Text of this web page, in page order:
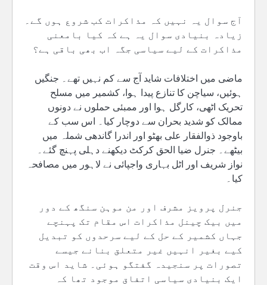
آج سوال یہ نہیں کہ مذاکرات کب شروع ہوں گے۔
زیادہ بنیادی سوال یہ ہے کہ کیا بامعنی
مذاکرات کے لیے سیاسی جگہ اب بھی باقی ہے؟
ماضی میں اختلافات شاید آج سے کم نہیں تھے۔ جنگیں
ہوئیں، سیاچن کا تنازع پیدا ہوا، کشمیر میں مسلح
تحریک اٹھی، کارگل ہوا اور ممبئی حملوں نے دونوں
ممالک کو شدید بحران سے دوچار کیا۔ اس سب کے
باوجود ذوالفقار علی بھٹو اور اندرا گاندھی شملہ میں
بیٹھے۔ جنرل ضیا الحق کرکٹ دیکھنے دہلی پہنچ گئے۔
نواز شریف اور اٹل بہاری واجپائی نے لاہور میں مصافحہ
کیا۔
جنرل پرویز مشرف اور من موہن سنگھ کے دور
میں بیک چینل مذاکرات اس مقام تک پہنچے
جہاں کشمیر کے حل کے لیے سرحدوں کو تبدیل
کیے بغیر انہیں غیر متعلق بنانے جیسے
تصورات پر سنجیدہ گفتگو ہوئی۔ شاید اس وقت
ایک بنیادی سیاسی اتفاق موجود تھا کہ